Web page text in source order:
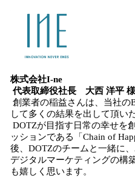
株式会社I‐ne
代表取締役社長 大西 洋平 様
創業者の稲益さんは、当社の
して多くの結果を出して頂い
DOTZが目指す日常の幸せを
ッションである「Chain of
後、DOTZのチームと一緒に
デジタルマーケティングの構
も嬉しく思います。